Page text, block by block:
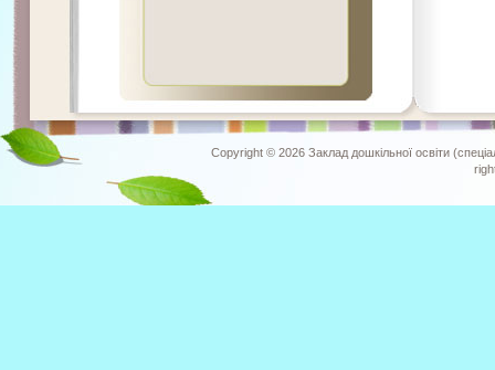
Copyright © 2026 Заклад дошкільної освіти